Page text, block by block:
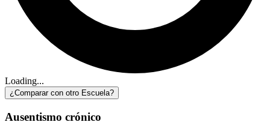
Loading...
¿Comparar con otro Escuela?
Ausentismo crónico